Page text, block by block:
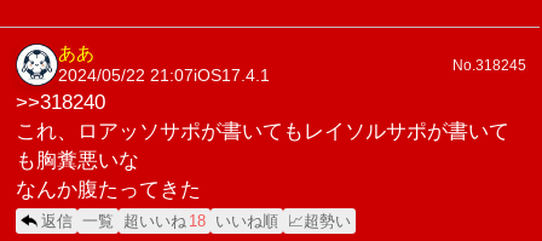
ああ
2024/05/22 21:07iOS17.4.1
No.318245
>>318240
これ、ロアッソサポが書いてもレイソルサポが書いて
も胸糞悪いな
なんか腹たってきた
返信 一覧 超いいね 18 いいね順 📈超勢い